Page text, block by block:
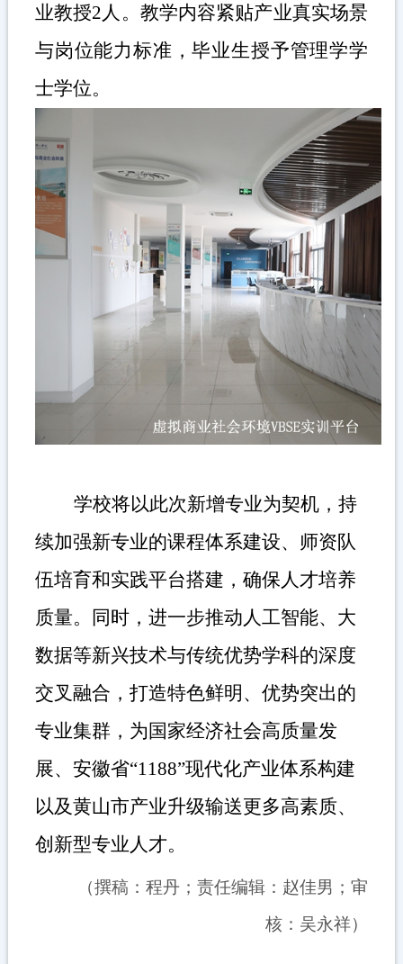
业教授2 人。教学内容紧贴产业真实场景
与岗位能力标准，毕业生授予管理学学
士学位。
学校将以此次新增专业为契机，持
续加强新专业的课程体系建设、师资队
伍培育和实践平台搭建，确保人才培养
质量。同时，进一步推动人工智能、大
数据等新兴技术与传统优势学科的深度
交叉融合，打造特色鲜明、优势突出的
专业集群，为国家经济社会高质量发
展、 安徽省“1188”现代化产业体系构建
以及黄山市产业升级输送更多高素质、
创新型专业人才。
（撰稿：程丹；责任编辑：赵佳男；审
核：吴永祥）